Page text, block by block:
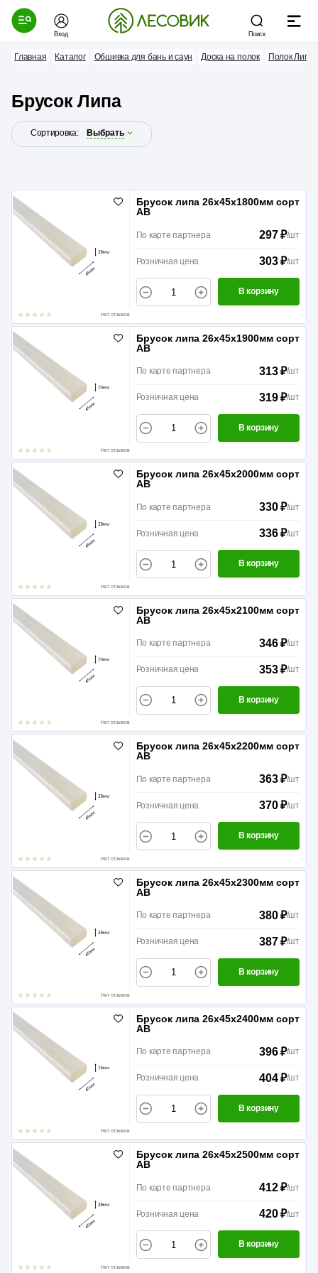
Вход Поиск
Главная Каталог Обшивка для бань и саун Доска на полок Полок Липа
Брусок Липа
Сортировка: Выбрать
Нет отзывов
Брусок липа 26х45х1800мм сорт
АВ
По карте партнера 297 ₽/шт
Розничная цена 303 ₽/шт
В корзину
Нет отзывов
Брусок липа 26х45х1900мм сорт
АВ
По карте партнера 313 ₽/шт
Розничная цена 319 ₽/шт
В корзину
Нет отзывов
Брусок липа 26х45х2000мм сорт
АВ
По карте партнера 330 ₽/шт
Розничная цена 336 ₽/шт
В корзину
Нет отзывов
Брусок липа 26х45х2100мм сорт
АВ
По карте партнера 346 ₽/шт
Розничная цена 353 ₽/шт
В корзину
Нет отзывов
Брусок липа 26х45х2200мм сорт
АВ
По карте партнера 363 ₽/шт
Розничная цена 370 ₽/шт
В корзину
Нет отзывов
Брусок липа 26х45х2300мм сорт
АВ
По карте партнера 380 ₽/шт
Розничная цена 387 ₽/шт
В корзину
Нет отзывов
Брусок липа 26х45х2400мм сорт
АВ
По карте партнера 396 ₽/шт
Розничная цена 404 ₽/шт
В корзину
Нет отзывов
Брусок липа 26х45х2500мм сорт
АВ
По карте партнера 412 ₽/шт
Розничная цена 420 ₽/шт
В корзину